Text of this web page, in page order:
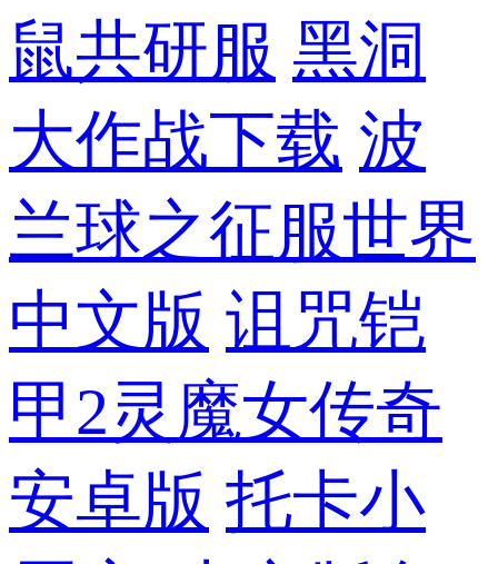
鼠共研服 黑洞
大作战下载 波
兰球之征服世界
中文版 诅咒铠
甲2灵魔女传奇
安卓版 托卡小